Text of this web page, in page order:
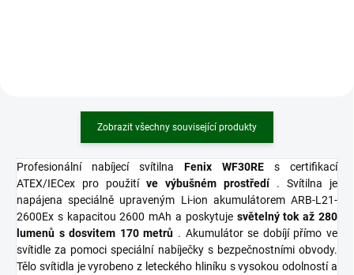
Zobrazit všechny související produkty
Profesionální nabíjecí svítilna Fenix ​​WF30RE
s certifikací
ATEX/IECex
pro použití ve výbušném prostředí
. Svítilna je
napájena speciálně upraveným Li-ion akumulátorem ARB-L21-
2600Ex s kapacitou 2600 mAh a poskytuje světelný tok až 280
lumenů s dosvitem 170 metrů . Akumulátor se dobíjí přímo ve
svítidle za pomoci speciální nabíječky s bezpečnostními obvody.
Tělo svítidla je vyrobeno z leteckého hliníku s vysokou odolností a